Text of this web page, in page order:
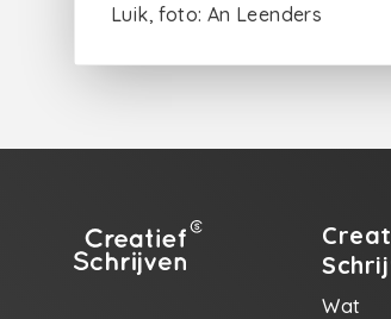
Luik, foto: An Leenders
Wat